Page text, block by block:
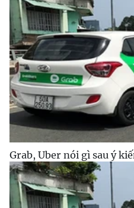
Grab, Uber nói gì sau ý